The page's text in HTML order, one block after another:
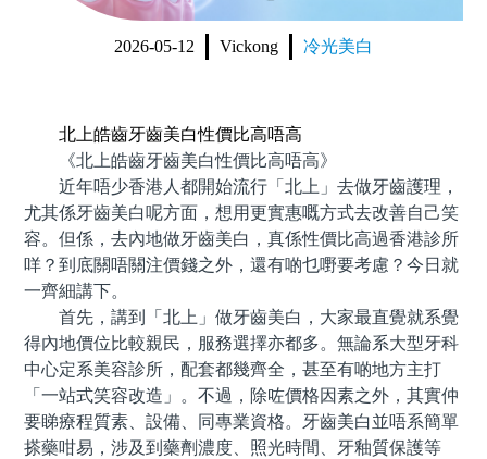
收費標準 change standard
2026-05-12 Vickong 冷光美白
北上皓齒牙齒美白性價比高唔高
《北上皓齒牙齒美白性價比高唔高》
近年唔少香港人都開始流行「北上」去做牙齒護理，
尤其係牙齒美白呢方面，想用更實惠嘅方式去改善自己笑
容。但係，去內地做牙齒美白，真係性價比高過香港診所
咩？到底關唔關注價錢之外，還有啲乜嘢要考慮？今日就
一齊細講下。
首先，講到「北上」做牙齒美白，大家最直覺就系覺
得內地價位比較親民，服務選擇亦都多。無論系大型牙科
中心定系美容診所，配套都幾齊全，甚至有啲地方主打
「一站式笑容改造」。不過，除咗價格因素之外，其實仲
要睇療程質素、設備、同專業資格。牙齒美白並唔系簡單
搽藥咁易，涉及到藥劑濃度、照光時間、牙釉質保護等